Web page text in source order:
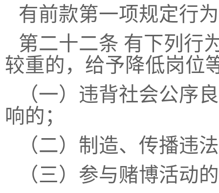
有前款第一项规定行
第二十二条 有下列行
较重的，给予降低岗位
（一）违背社会公序
响的；
（二）制造、传播违
（三）参与赌博活动